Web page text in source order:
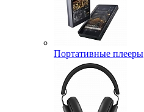
Портативные плееры